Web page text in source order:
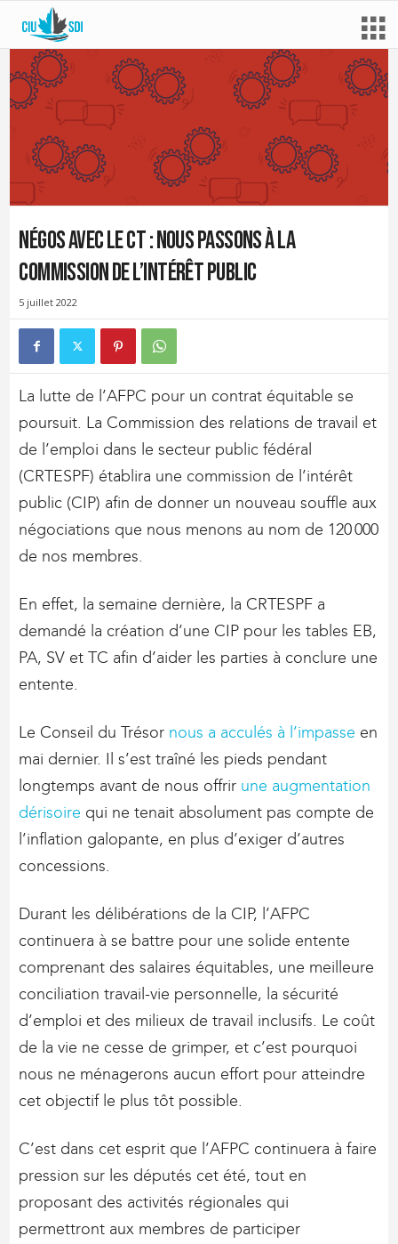
Négos avec le CT : nous passons à la
commission de l’intérêt public
5 juillet 2022
La lutte de l’AFPC pour un contrat équitable se
poursuit. La Commission des relations de travail et
de l’emploi dans le secteur public fédéral
(CRTESPF) établira une commission de l’intérêt
public (CIP) afin de donner un nouveau souffle aux
négociations que nous menons au nom de 120 000
de nos membres.
En effet, la semaine dernière, la CRTESPF a
demandé la création d’une CIP pour les tables EB,
PA, SV et TC afin d’aider les parties à conclure une
entente.
Le Conseil du Trésor nous a acculés à l’impasse en
mai dernier. Il s’est traîné les pieds pendant
longtemps avant de nous offrir une augmentation
dérisoire qui ne tenait absolument pas compte de
l’inflation galopante, en plus d’exiger d’autres
concessions.
Durant les délibérations de la CIP, l’AFPC
continuera à se battre pour une solide entente
comprenant des salaires équitables, une meilleure
conciliation travail-vie personnelle, la sécurité
d’emploi et des milieux de travail inclusifs. Le coût
de la vie ne cesse de grimper, et c’est pourquoi
nous ne ménagerons aucun effort pour atteindre
cet objectif le plus tôt possible.
C’est dans cet esprit que l’AFPC continuera à faire
pression sur les députés cet été, tout en
proposant des activités régionales qui
permettront aux membres de participer